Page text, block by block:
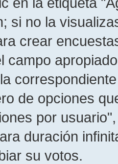
si no la
crear
campo
de opciones
por
duración
su votos.